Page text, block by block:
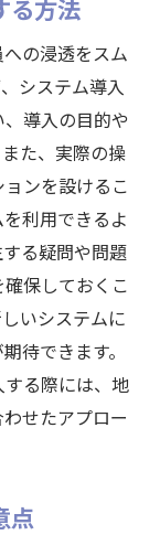
る方法
の浸透をスム
システム導入
導入の目的や
た、実際の操
ンを設けるこ
利用できるよ
る疑問や問題
保しておくこ
いシステムに
待できます。
る際には、地
せたアプロー
点